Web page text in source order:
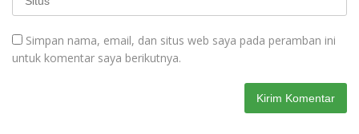
Simpan nama, email, dan situs web saya pada peramban ini
untuk komentar saya berikutnya.